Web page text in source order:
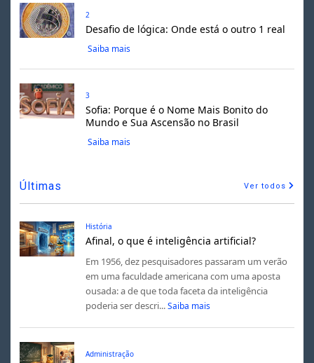
2
Desafio de lógica: Onde está o outro 1 real
Saiba mais
3
Sofia: Porque é o Nome Mais Bonito do
Mundo e Sua Ascensão no Brasil
Saiba mais
Últimas Ver todos
História
Afinal, o que é inteligência artificial?
Em 1956, dez pesquisadores passaram um verão
em uma faculdade americana com uma aposta
ousada: a de que toda faceta da inteligência
poderia ser descri... Saiba mais
Administração